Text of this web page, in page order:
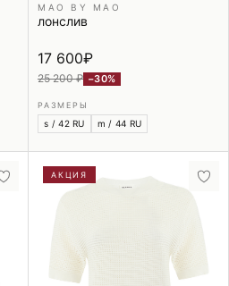
MAO BY MAO
лонслив
17 600₽
25 200 ₽ −30%
РАЗМЕРЫ
s / 42 RU m / 44 RU
АКЦИЯ